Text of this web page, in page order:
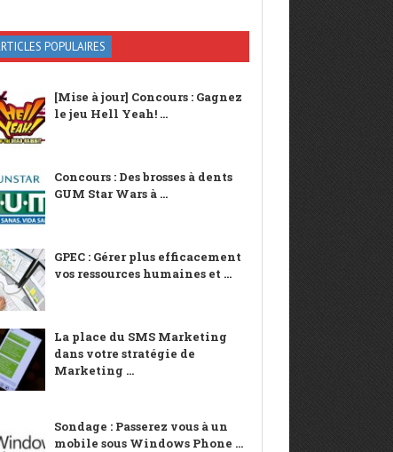
POPULAIRES
[Mise à jour] Concours : Gagnez
le jeu Hell Yeah! ...
Concours : Des brosses à dents
GUM Star Wars à ...
GPEC : Gérer plus efficacement
vos ressources humaines et ...
La place du SMS Marketing
dans votre stratégie de
Marketing ...
Sondage : Passerez vous à un
mobile sous Windows Phone ...